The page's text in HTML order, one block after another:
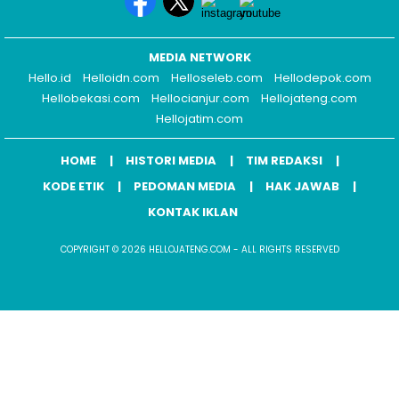
MEDIA NETWORK
Hello.id
Helloidn.com Helloseleb.com
Hellodepok.com
Hellobekasi.com
Hellocianjur.com
Hellojateng.com
Hellojatim.com
HOME HISTORI MEDIA
TIM REDAKSI
KODE ETIK
PEDOMAN MEDIA
HAK JAWAB
KONTAK IKLAN
COPYRIGHT © 2026 HELLOJATENG.COM - ALL RIGHTS RESERVED